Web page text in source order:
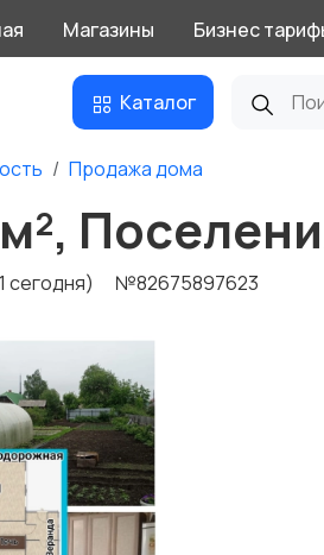
Магазины Бизнес
Каталог
Продажа дома
сегодня) №82675897623